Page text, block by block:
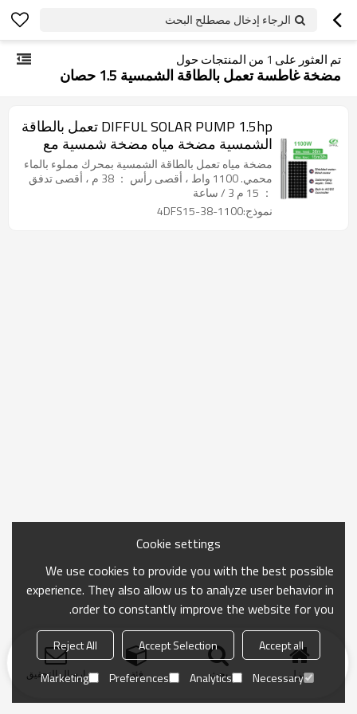
الرجاء إدخال مصطلح البحث
تم العثور على 1 من المنتجات حول
مضخة غاطسة تعمل بالطاقة الشمسية 1.5 حصان
DIFFUL SOLAR PUMP 1.5hp تعمل بالطاقة
الشمسية مضخة مياه مضخة شمسية مع
محرك مملوء بالماء 1100 واط AC / DC
مضخة غاطسة تعمل بالطاقة الشمسية
مضخة مياه تعمل بالطاقة الشمسية بمحرك مملوء بالماء
محمي. 1100 واط ، أقصى رأس ： 38 م ، أقصى تدفق
： 15 م 3 / ساعة
نموذج:4DFS15-38-1100
منزل بحث فئة ارسال التحقيق
Cookie settings
We use cookies to provide you with the best possible
experience. They also allow us to analyze user behavior in
order to constantly improve the website for you.
Accept all
Accept Selection
Reject All
Necessary
Analytics
Preferences
Marketing